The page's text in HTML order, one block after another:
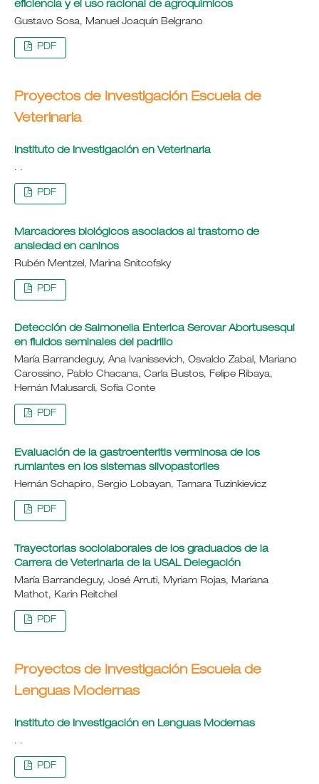
eficiencia y el uso racional de agroquímicos
Gustavo Sosa, Manuel Joaquín Belgrano
PDF
Proyectos de Investigación Escuela de
Veterinaria
Instituto de Investigación en Veterinaria
. .
PDF
Marcadores biológicos asociados al trastorno de
ansiedad en caninos
Rubén Mentzel, Marina Snitcofsky
PDF
Detección de Salmonella Enterica Serovar Abortusesqui
en fluidos seminales del padrillo
María Barrandeguy, Ana Ivanissevich, Osvaldo Zabal, Mariano
Carossino, Pablo Chacana, Carla Bustos, Felipe Ribaya,
Hernán Malusardi, Sofía Conte
PDF
Evaluación de la gastroenteritis verminosa de los
rumiantes en los sistemas silvopastoriles
Hernán Schapiro, Sergio Lobayan, Tamara Tuzinkievicz
PDF
Trayectorias sociolaborales de los graduados de la
Carrera de Veterinaria de la USAL Delegación
María Barrandeguy, José Arruti, Myriam Rojas, Mariana
Mathot, Karin Reitchel
PDF
Proyectos de Investigación Escuela de
Lenguas Modernas
Instituto de Investigación en Lenguas Modernas
. .
PDF